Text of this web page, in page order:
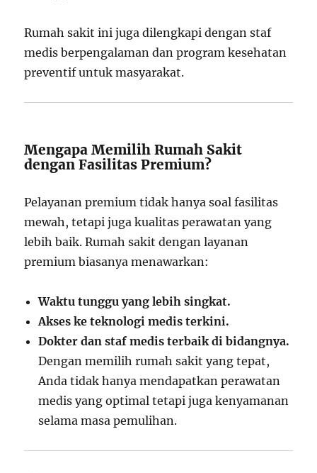
Rumah sakit ini juga dilengkapi dengan staf
medis berpengalaman dan program kesehatan
preventif untuk masyarakat.
Mengapa Memilih Rumah Sakit
dengan Fasilitas Premium?
Pelayanan premium tidak hanya soal fasilitas
mewah, tetapi juga kualitas perawatan yang
lebih baik. Rumah sakit dengan layanan
premium biasanya menawarkan:
Waktu tunggu yang lebih singkat.
Akses ke teknologi medis terkini.
Dokter dan staf medis terbaik di bidangnya.
Dengan memilih rumah sakit yang tepat,
Anda tidak hanya mendapatkan perawatan
medis yang optimal tetapi juga kenyamanan
selama masa pemulihan.